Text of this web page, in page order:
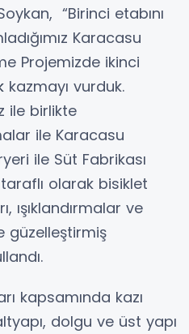
“Birinci etabını
Karacasu
Projemizde ikinci
kazmayı vurduk.
ile birlikte
ile Karacasu
ile Süt Fabrikası
taraflı olarak bisiklet
ışıklandırmalar ve
güzelleştirmiş
kapsamında kazı
dolgu ve üst yapı